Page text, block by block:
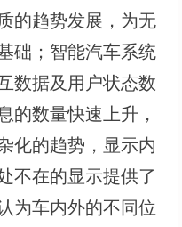
的趋势发展，为无
础；智能汽车系统
数据及用户状态数
的数量快速上升，
化的趋势，显示内
不在的显示提供了
为车内外的不同位